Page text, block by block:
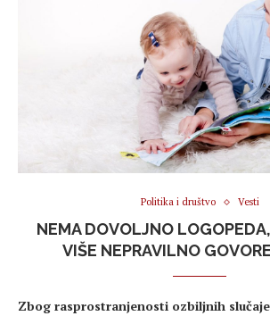
Politika i društvo Vesti
NEMA DOVOLJNO
VIŠE NEPRAVILNO
Zbog rasprostranjenosti ozbiljnih